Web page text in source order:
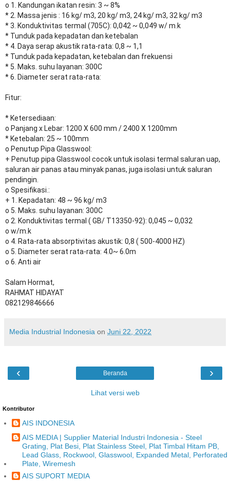
o 1. Kandungan ikatan resin: 3 ~ 8%
* 2. Massa jenis : 16 kg/ m3, 20 kg/ m3, 24 kg/ m3, 32 kg/ m3
* 3. Konduktivitas termal (705C): 0,042 ~ 0,049 w/ m.k
* Tunduk pada kepadatan dan ketebalan
* 4. Daya serap akustik rata-rata: 0,8 ~ 1,1
* Tunduk pada kepadatan, ketebalan dan frekuensi
* 5. Maks. suhu layanan: 300C
* 6. Diameter serat rata-rata:
Fitur:
* Ketersediaan:
o Panjang x Lebar: 1200 X 600 mm / 2400 X 1200mm
* Ketebalan: 25 ~ 100mm
o Penutup Pipa Glasswool:
+ Penutup pipa Glasswool cocok untuk isolasi termal saluran uap,
saluran air panas atau minyak panas, juga isolasi untuk saluran
pendingin.
o Spesifikasi.:
+ 1. Kepadatan: 48 ~ 96 kg/ m3
o 5. Maks. suhu layanan: 300C
o 2. Konduktivitas termal ( GB/ T13350-92): 0,045 ~ 0,032
o w/m.k
o 4. Rata-rata absorptivitas akustik: 0,8 ( 500-4000 HZ)
o 5. Diameter serat rata-rata: 4.0~ 6.0m
o 6. Anti air
Salam Hormat,
RAHMAT HIDAYAT
082129846666
Media Industrial Indonesia on Juni 22, 2022
‹ ›
Beranda
Lihat versi web
Kontributor
AIS INDONESIA
AIS MEDIA | Supplier Material Industri Indonesia - Steel
Grating, Plat Besi, Plat Stainless Steel, Plat Timbal Hitam PB,
Lead Glass, Rockwool, Glasswool, Expanded Metal, Perforated
Plate, Wiremesh
AIS SUPORT MEDIA